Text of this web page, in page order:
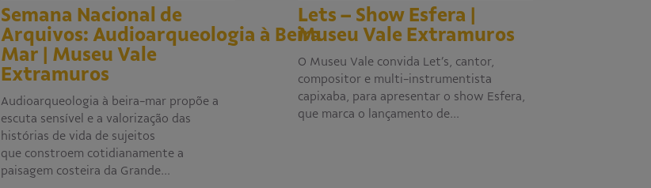
Semana Nacional de
Arquivos: Audioarqueologia à Beira
Mar | Museu Vale
Extramuros
Audioarqueologia à beira-mar propõe a
escuta sensível e a valorização das
histórias de vida de sujeitos
que constroem cotidianamente a
paisagem costeira da Grande…
Lets – Show Esfera |
Museu Vale Extramuros
O Museu Vale convida Let’s, cantor,
compositor e multi-instrumentista
capixaba, para apresentar o show Esfera,
que marca o lançamento de…